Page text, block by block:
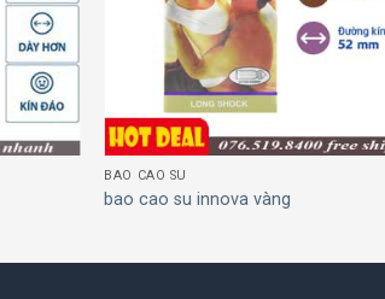
BAO CAO SU
bao cao su innova vàng